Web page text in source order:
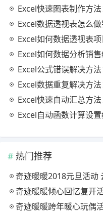
Excel快速图表制作方
Excel数据透视表怎么做销售
Excel如何数据透视表项目管
Excel如何数据分析销售统计
Excel公式错误解决方
Excel数据重复解决方
Excel快速自动汇总方
Excel自动函数计算设置教
热门推荐
奇迹暖暖2018元旦活动
奇迹暖暖倾心回忆复开
奇迹暖暖跨年暖心玩偶